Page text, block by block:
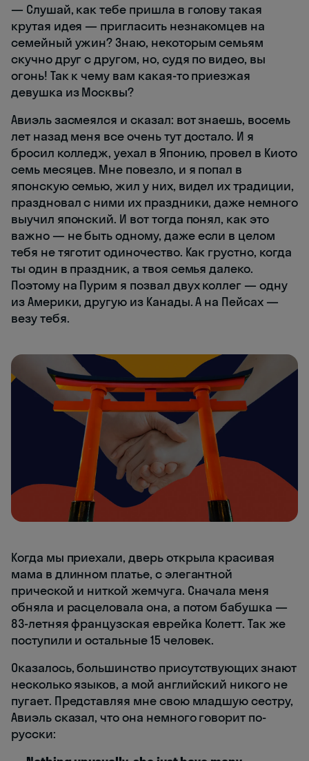
— Слушай, как тебе пришла в голову такая
крутая идея — пригласить незнакомцев на
семейный ужин? Знаю, некоторым семьям
скучно друг с другом, но, судя по видео, вы
огонь! Так к чему вам какая-то приезжая
девушка из Москвы?
Авиэль засмеялся и сказал: вот знаешь, восемь
лет назад меня все очень тут достало. И я
бросил колледж, уехал в Японию, провел в Киото
семь месяцев. Мне повезло, и я попал в
японскую семью, жил у них, видел их традиции,
праздновал с ними их праздники, даже немного
выучил японский. И вот тогда понял, как это
важно — не быть одному, даже если в целом
тебя не тяготит одиночество. Как грустно, когда
ты один в праздник, а твоя семья далеко.
Поэтому на Пурим я позвал двух коллег — одну
из Америки, другую из Канады. А на Пейсах —
везу тебя.
Когда мы приехали, дверь открыла красивая
мама в длинном платье, с элегантной
прической и ниткой жемчуга. Сначала меня
обняла и расцеловала она, а потом бабушка —
83-летняя французская еврейка Колетт. Так же
поступили и остальные 15 человек.
Оказалось, большинство присутствующих знают
несколько языков, а мой английский никого не
пугает. Представляя мне свою младшую сестру,
Авиэль сказал, что она немного говорит по-
русски: